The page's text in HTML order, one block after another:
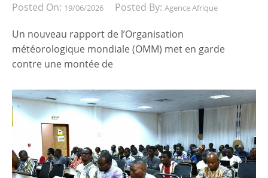
Posted On: 19/06/2026 Posted By: Agence Afrique
Un nouveau rapport de l’Organisation
météorologique mondiale (OMM) met en garde
contre une montée de